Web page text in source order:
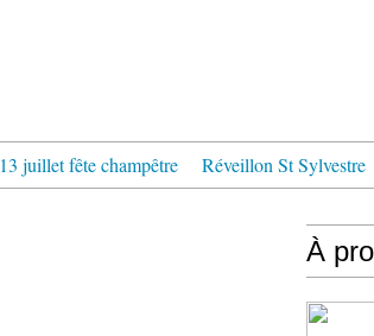
13 juillet fête champêtre Réveillon St Sylvestre
À